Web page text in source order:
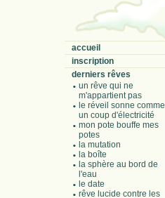
accueil
inscription
derniers rêves
un rêve qui ne
m'appartient pas
le réveil sonne comme
un coup d'électricité
mon pote bouffe mes
potes
la mutation
la boîte
la sphère au bord de
l'eau
le date
rêve lucide contre les